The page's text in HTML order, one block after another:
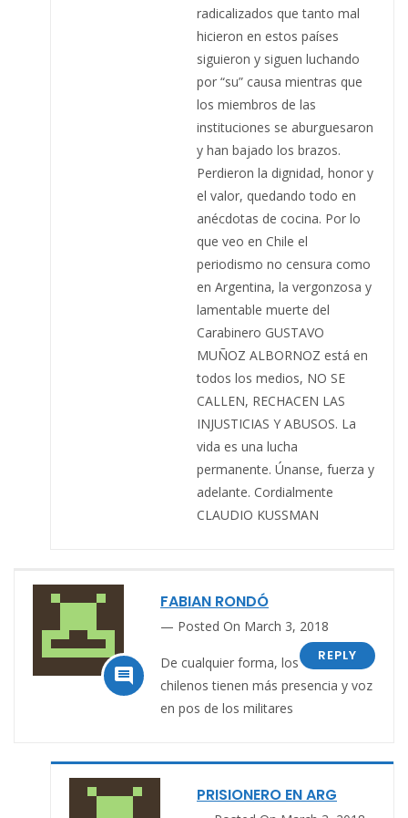
radicalizados que tanto mal
hicieron en estos países
siguieron y siguen luchando
por “su” causa mientras que
los miembros de las
instituciones se aburguesaron
y han bajado los brazos.
Perdieron la dignidad, honor y
el valor, quedando todo en
anécdotas de cocina. Por lo
que veo en Chile el
periodismo no censura como
en Argentina, la vergonzosa y
lamentable muerte del
Carabinero GUSTAVO
MUÑOZ ALBORNOZ está en
todos los medios, NO SE
CALLEN, RECHACEN LAS
INJUSTICIAS Y ABUSOS. La
vida es una lucha
permanente. Únanse, fuerza y
adelante. Cordialmente
CLAUDIO KUSSMAN

FABIAN RONDÓ
Posted On March 3, 2018
REPLY
De cualquier forma, los
chilenos tienen más presencia y voz
en pos de los militares
PRISIONERO EN ARG